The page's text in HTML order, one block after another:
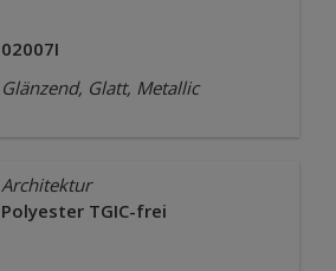
02007I
Glänzend, Glatt, Metallic
Architektur
Polyester TGIC-frei